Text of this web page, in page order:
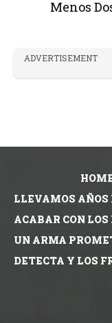
Menos
ADVERTISEMENT
LLEVAMOS AÑOS
ACABAR CON
UN ARMA
DETECTA Y LOS